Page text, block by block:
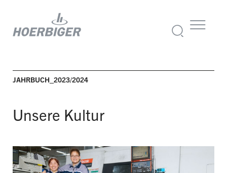
JAHRBUCH_2023/2024
Unsere Kultur